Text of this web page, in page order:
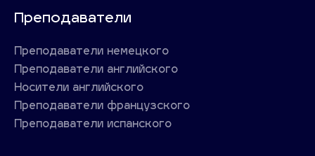
Преподаватели
Преподаватели немецкого
Преподаватели английского
Носители английского
Преподаватели французского
Преподаватели испанского